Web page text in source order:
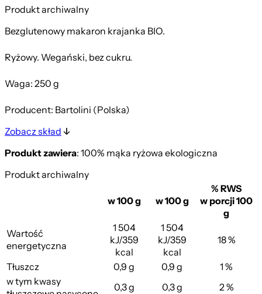
Produkt archiwalny
Bezglutenowy makaron krajanka BIO.
Ryżowy. Wegański, bez cukru.
Waga: 250 g
Producent: Bartolini (Polska)
Zobacz skład
Produkt zawiera: 100% mąka ryżowa ekologiczna
Produkt archiwalny
w 100 g w 100 g
% RWS
w porcji 100
g
Wartość
energetyczna
1 504
kJ/359
kcal
1 504
kJ/359
kcal
18 %
Tłuszcz 0,9 g 0,9 g
1 %
w tym kwasy
0,3 g 0,3 g 2 %